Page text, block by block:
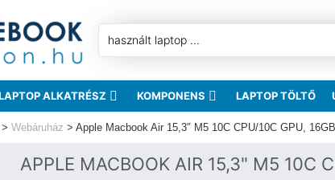
ALKATRÉSZ KOMPONENS LAPTOP TÖLTŐ
> Webáruház > Apple Macbook Air 15,3″ M5 10C CPU/10C GPU,
APPLE MACBOOK AIR 15,3" M5 10C